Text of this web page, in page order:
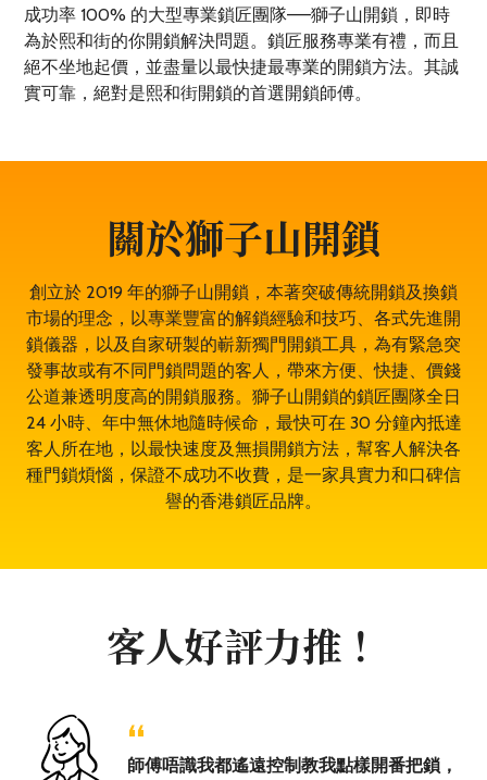
成功率 100% 的大型專業鎖匠團隊——獅子山開鎖，即時
為於熙和街的你開鎖解決問題。鎖匠服務專業有禮，而且
絕不坐地起價，並盡量以最快捷最專業的開鎖方法。其誠
實可靠，絕對是熙和街開鎖的首選開鎖師傅。
關於獅子山開鎖
創立於 2019 年的獅子山開鎖，本著突破傳統開鎖及換鎖
市場的理念，以專業豐富的解鎖經驗和技巧、各式先進開
鎖儀器，以及自家研製的嶄新獨門開鎖工具，為有緊急突
發事故或有不同門鎖問題的客人，帶來方便、快捷、價錢
公道兼透明度高的開鎖服務。獅子山開鎖的鎖匠團隊全日
24 小時、年中無休地隨時候命，最快可在 30 分鐘內抵達
客人所在地，以最快速度及無損開鎖方法，幫客人解決各
種門鎖煩惱，保證不成功不收費，是一家具實力和口碑信
譽的香港鎖匠品牌。
客人好評力推！
“
師傅唔識我都遙遠控制教我點樣開番把鎖，